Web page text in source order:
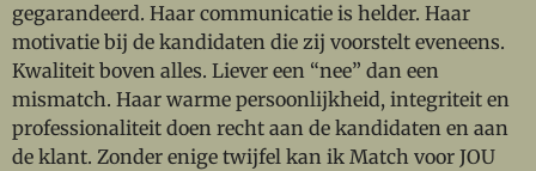
gegarandeerd. Haar communicatie is helder. Haar
motivatie bij de kandidaten die zij voorstelt eveneens.
Kwaliteit boven alles. Liever een “nee” dan een
mismatch. Haar warme persoonlijkheid, integriteit en
professionaliteit doen recht aan de kandidaten en aan
de klant. Zonder enige twijfel kan ik Match voor JOU